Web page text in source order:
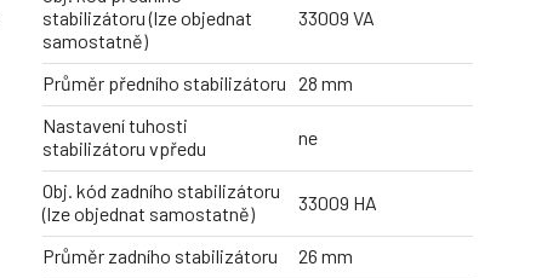
stabilizátoru (lze objednat
samostatně)
33009 VA
Průměr předního stabilizátoru 28 mm
Nastavení tuhosti
stabilizátoru vpředu
ne
Obj. kód zadního stabilizátoru
(lze objednat samostatně)
33009 HA
Průměr zadního stabilizátoru
26 mm